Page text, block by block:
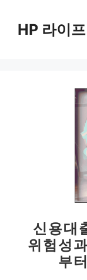
HP 라이프
신용대
위험성
부